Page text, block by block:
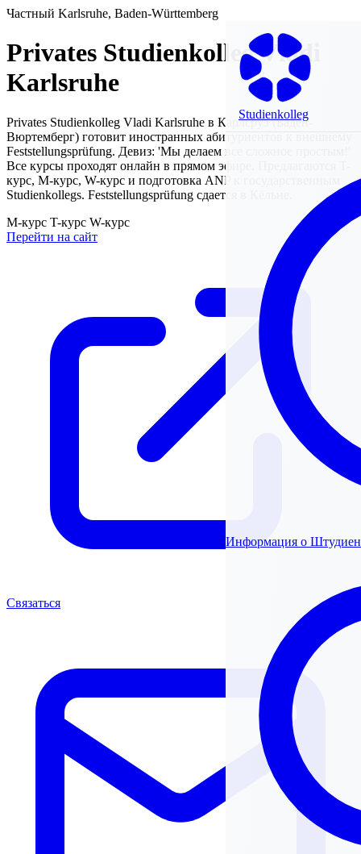
Studienkolleg
Информация о
Частный Karlsruhe, Baden-Württemberg
Privates Studienkolleg Vladi
Karlsruhe
Privates Studienkolleg Vladi Karlsruhe в Карлсруэ (Баден-
Вюртемберг) готовит иностранных абитуриентов к внешнему
Feststellungsprüfung. Девиз: 'Мы делаем все сложное простым!'
Все курсы проходят онлайн в прямом эфире. Предлагаются T-
курс, M-курс, W-курс и подготовка ANP к государственным
Studienkollegs. Feststellungsprüfung сдается в Кёльне.
M-курс T-курс W-курс
Перейти на сайт
Связаться